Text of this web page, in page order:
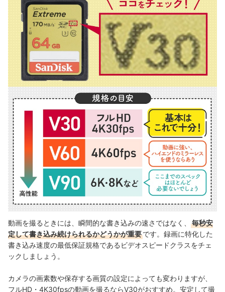
動画を撮るときには、瞬間的な書き込みの速さではなく、
毎秒安
定して書き込み続けられるかどうかが重要です。録画に特化した
書き込み速度の最低保証規格であるビデオスピードクラスをチェ
ックしましょう。
カメラの画素数や保存する画質の設定によっても変わりますが、
フルHD・4K30fpsの動画を撮るならV30がおすすめ。安定して撮